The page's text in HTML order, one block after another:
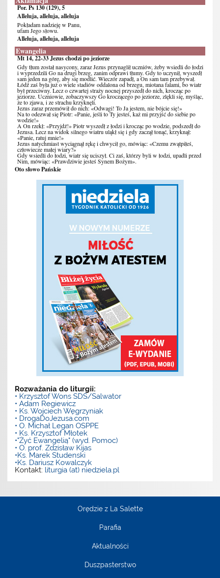
Por. Ps 130 (129), 5
Alleluja, alleluja, alleluja
Pokładam nadzieję w Panu,
ufam Jego słowu.
Alleluja, alleluja, alleluja
Ewangelia
Mt 14, 22-33 Jezus chodzi po jeziorze
Gdy tłum został nasycony, zaraz Jezus przynaglił uczniów, żeby wsiedli do łodzi
i wyprzedzili Go na drugi brzeg, zanim odprawi tłumy. Gdy to uczynił, wyszedł
sam jeden na górę, aby się modlić. Wieczór zapadł, a On sam tam przebywał.
Łódź zaś była już o wiele stadiów oddalona od brzegu, miotana falami, bo wiatr
był przeciwny. Lecz o czwartej straży nocnej przyszedł do nich, krocząc po
jeziorze. Uczniowie, zobaczywszy Go kroczącego po jeziorze, zlękli się, myśląc,
że to zjawa, i ze strachu krzyknęli.
Jezus zaraz przemówił do nich: «Odwagi! To Ja jestem, nie bójcie się!»
Na to odezwał się Piotr: «Panie, jeśli to Ty jesteś, każ mi przyjść do siebie po
wodzie!»
A On rzekł: «Przyjdź!» Piotr wyszedł z łodzi i krocząc po wodzie, podszedł do
Jezusa. Lecz na widok silnego wiatru uląkł się i gdy zaczął tonąć, krzyknął:
«Panie, ratuj mnie!»
Jezus natychmiast wyciągnął rękę i chwycił go, mówiąc: «Czemu zwątpiłeś,
człowiecze małej wiary?»
Gdy wsiedli do łodzi, wiatr się uciszył. Ci zaś, którzy byli w łodzi, upadli przed
Nim, mówiąc: «Prawdziwie jesteś Synem Bożym».
Oto słowo Pańskie
Rozważania do liturgii:
• Krzysztof Wons SDS/Salwator
• Adam Regiewicz
• Ks. Wojciech Węgrzyniak
• DrogaDoJezusa.com
• O. Michał Legan OSPPE
• Ks. Krzysztof Młotek
•"Żyć Ewangelią" (wyd. Pomoc)
• O. prof. Zdzisław Kijas
•Ks. Marek Studenski
•Ks. Dariusz Kowalczyk
Kontakt: liturgia (at) niedziela.pl
Orędzie z La Salette
Parafia
Aktualności
Duszpasterstwo